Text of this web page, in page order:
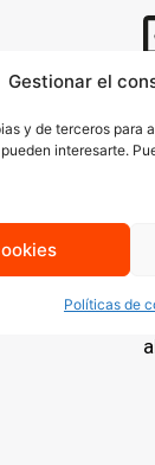
Gestionar el
y de terceros para
interesarte.
Políticas de